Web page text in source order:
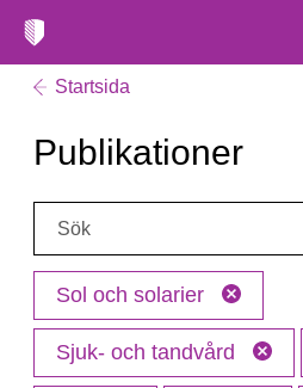
Startsida
Publikationer
Sök:
Sol och solarier
Sjuk- och tandvård